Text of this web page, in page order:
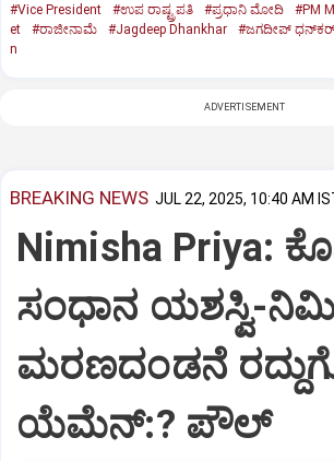
#Vice President #ಉಪ ರಾಷ್ಟ್ರಪತಿ #ಪ್ರಧಾನಿ ಮೋದಿ #PM
et
#ರಾಜೀನಾಮೆ #Jagdeep Dhankhar #ಜಗದೀಪ್‌
n
ADVERTISEMENT
BREAKING NEWS JUL 22, 2025, 10:40 AM
Nimisha Priya:
ಸಂಧಾನ ಯಶಸ್ವಿ-
ಮರಣದಂಡನೆ
ಯೆಮೆನ್:? ಪೌಲ್